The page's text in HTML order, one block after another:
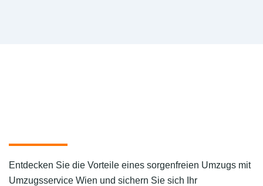
Entdecken Sie die Vorteile eines sorgenfreien Umzugs mit
Umzugsservice Wien und sichern Sie sich Ihr